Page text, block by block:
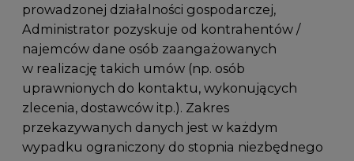
prowadzonej działalności gospodarczej,
Administrator pozyskuje od kontrahentów /
najemców dane osób zaangażowanych
w realizację takich umów (np. osób
uprawnionych do kontaktu, wykonujących
zlecenia, dostawców itp.). Zakres
przekazywanych danych jest w każdym
wypadku ograniczony do stopnia niezbędnego